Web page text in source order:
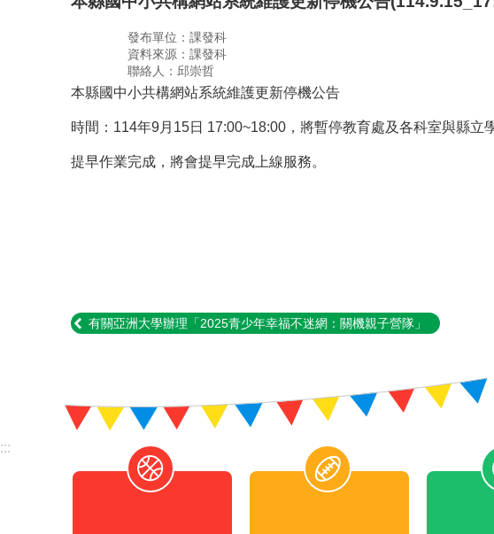
發布單位：課發科
資料來源：課發科
聯絡人：邱崇哲
本縣國中小共構網站系統維護更新停機公告
時間：114年9月15日 17:00~18:00，將暫停教育處及各科室與縣立
提早作業完成，將會提早完成上線服務。
有關亞洲大學辦理「2025青少年幸福不迷網：關機親子營隊」
:::